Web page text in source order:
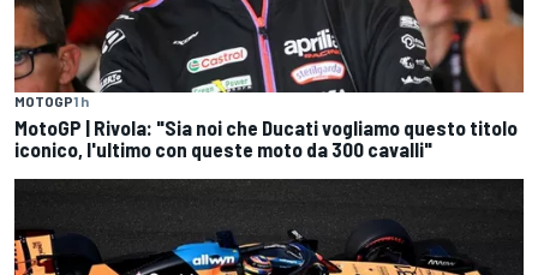
MOTOGP1 h
MotoGP | Rivola: "Sia noi che Ducati vogliamo questo titolo
iconico, l'ultimo con queste moto da 300 cavalli"